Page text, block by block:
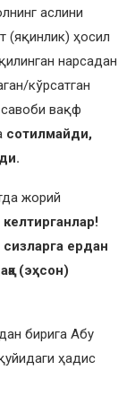
аслини
(яқинлик) ҳосил
нарсадан
кўрсатган
вақф
сотилмайди,
жорий
сизларга ердан
(эҳсон)
бирига Абу
ҳадис